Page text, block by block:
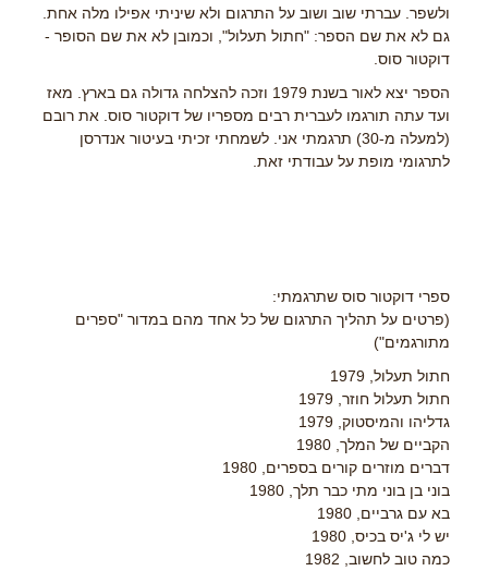
ולשפר. עברתי שוב ושוב על התרגום ולא שיניתי אפילו מלה אחת.
גם לא את שם הספר: "חתול תעלול", וכמובן לא את שם הסופר -
דוקטור סוס.
הספר יצא לאור בשנת 1979 וזכה להצלחה גדולה גם בארץ. מאז
ועד עתה תורגמו לעברית רבים מספריו של דוקטור סוס. את רובם
(למעלה מ-30) תרגמתי אני. לשמחתי זכיתי בעיטור אנדרסן
לתרגומי מופת על עבודתי זאת.
ספרי דוקטור סוס שתרגמתי:
(פרטים על תהליך התרגום של כל אחד מהם במדור "ספרים
מתורגמים")
חתול תעלול, 1979
חתול תעלול חוזר, 1979
גדליהו והמיסטוק, 1979
הקביים של המלך, 1980
דברים מוזרים קורים בספרים, 1980
בוני בן בוני מתי כבר תלך, 1980
בא עם גרביים, 1980
יש לי ג'יס בכיס, 1980
כמה טוב לחשוב, 1982